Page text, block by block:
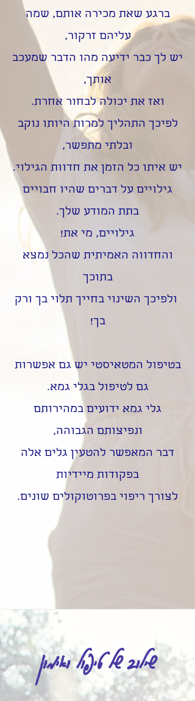
ברגע שאת מכירה אותם, שמה
עליהם זרקור,
יש לך כבר ידיעה מהו הדבר שמעכב
אותך,
ואז את יכולה לבחור אחרת.
לפיכך התהליך למרות היותו נוקב
ובלתי מתפשר,
יש איתו כל הזמן את חדוות הגילוי.
גילויים על דברים שהיו חבויים
בתת המודע שלך.
גילויים, מי את!
והחדווה האמיתית שהכל נמצא
בתוכך
ולפיכך השינוי בחייך תלוי בך ורק
בך!
בטיפול המטאיסטי יש גם אפשרות
גם לטיפול בגלי גמא.
גלי גמא ידועים במהירותם
ונפיצותם הגבוהה,
דבר המאפשר להטעין גלים אלה
בפקודות מיידיות
לצורך ריפוי בפרוטוקולים שונים.
שילוב של טיפול ואימון